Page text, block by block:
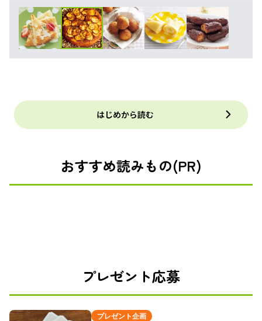
はじめから読む
おすすめ読みもの(PR)
プレゼント応募
プレゼント企画